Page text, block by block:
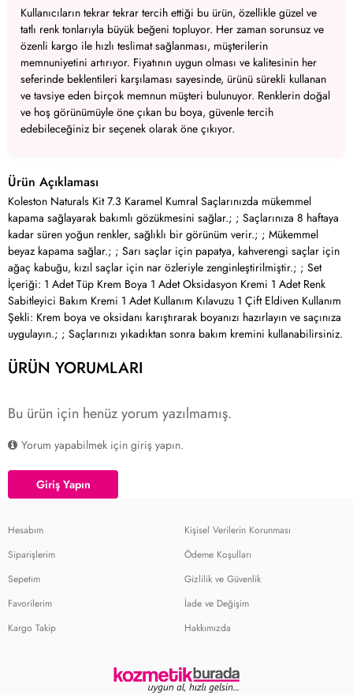
Kullanıcıların tekrar tekrar tercih ettiği bu ürün, özellikle güzel ve
tatlı renk tonlarıyla büyük beğeni topluyor. Her zaman sorunsuz ve
özenli kargo ile hızlı teslimat sağlanması, müşterilerin
memnuniyetini artırıyor. Fiyatının uygun olması ve kalitesinin her
seferinde beklentileri karşılaması sayesinde, ürünü sürekli kullanan
ve tavsiye eden birçok memnun müşteri bulunuyor. Renklerin doğal
ve hoş görünümüyle öne çıkan bu boya, güvenle tercih
edebileceğiniz bir seçenek olarak öne çıkıyor.
Ürün Açıklaması
Koleston Naturals Kit 7.3 Karamel Kumral Saçlarınızda mükemmel
kapama sağlayarak bakımlı gözükmesini sağlar.; ; Saçlarınıza 8 haftaya
kadar süren yoğun renkler, sağlıklı bir görünüm verir.; ; Mükemmel
beyaz kapama sağlar.; ; Sarı saçlar için papatya, kahverengi saçlar için
ağaç kabuğu, kızıl saçlar için nar özleriyle zenginleştirilmiştir.; ; Set
İçeriği: 1 Adet Tüp Krem Boya 1 Adet Oksidasyon Kremi 1 Adet Renk
Sabitleyici Bakım Kremi 1 Adet Kullanım Kılavuzu 1 Çift Eldiven Kullanım
Şekli: Krem boya ve oksidanı karıştırarak boyanızı hazırlayın ve saçınıza
uygulayın.; ; Saçlarınızı yıkadıktan sonra bakım kremini kullanabilirsiniz.
ÜRÜN YORUMLARI
Bu ürün için henüz yorum yazılmamış.
Yorum yapabilmek için giriş yapın.
Giriş Yapın
Hesabım
Siparişlerim
Sepetim
Favorilerim
Kargo Takip
Kişisel Verilerin Korunması
Ödeme Koşulları
Gizlilik ve Güvenlik
İade ve Değişim
Hakkımızda